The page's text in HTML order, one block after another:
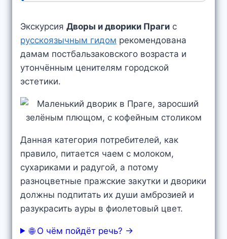
Экскурсия Дворы и дворики Праги с
русскоязычным гидом рекомендована
дамам постбальзаковского возраста и
утончённым ценителям городской
эстетики.
Данная категория потребителей, как
правило, питается чаем с молоком,
сухариками и радугой, а потому
разноцветные пражские закутки и дворики
должны подпитать их души амброзией и
разукрасить ауры в фиолетовый цвет.
🌐 О чём пойдёт речь? →